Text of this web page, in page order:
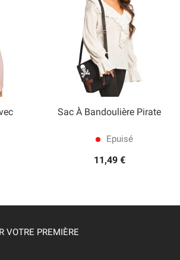
Sac À Bandoulière Pirate
lens Epuisé
11,49 €
VOTRE PREMIÈRE